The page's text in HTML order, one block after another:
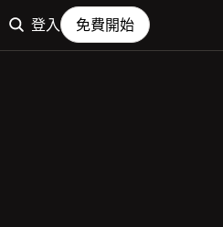
登入 免費開始